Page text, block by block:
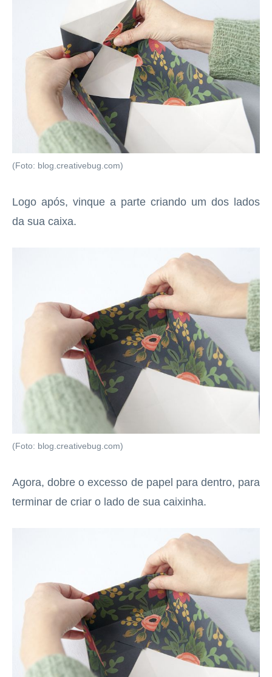
(Foto: blog.creativebug.com)
Logo após, vinque a parte criando um dos lados
da sua caixa.
(Foto: blog.creativebug.com)
Agora, dobre o excesso de papel para dentro, para
terminar de criar o lado de sua caixinha.